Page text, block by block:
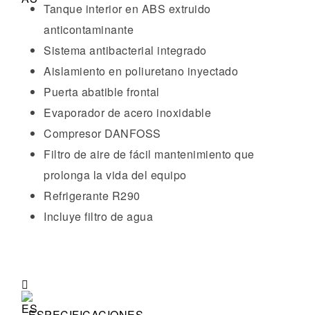
Tanque interior en ABS extruido
anticontaminante
Sistema antibacterial integrado
Aislamiento en poliuretano inyectado
Puerta abatible frontal
Evaporador de acero inoxidable
Compresor DANFOSS
Filtro de aire de fácil mantenimiento que
prolonga la vida del equipo
Refrigerante R290
Incluye filtro de agua